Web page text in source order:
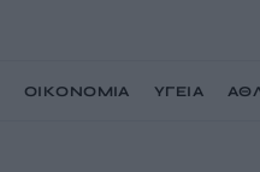
ΟΙΚΟΝΟΜΙΑ ΥΓΕΙΑ